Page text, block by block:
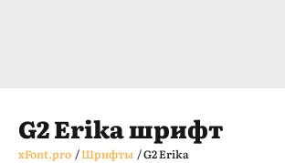
G2 Erika шрифт
xFont.pro /Шрифты /G2 Erika